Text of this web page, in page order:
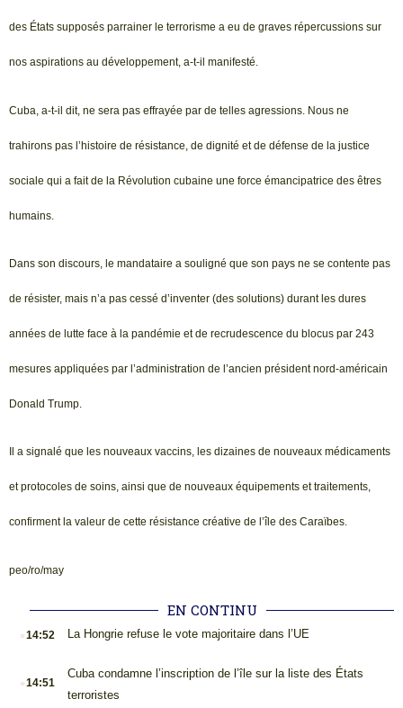
des États supposés parrainer le terrorisme a eu de graves répercussions sur
nos aspirations au développement, a-t-il manifesté.
Cuba, a-t-il dit, ne sera pas effrayée par de telles agressions. Nous ne
trahirons pas l’histoire de résistance, de dignité et de défense de la justice
sociale qui a fait de la Révolution cubaine une force émancipatrice des êtres
humains.
Dans son discours, le mandataire a souligné que son pays ne se contente pas
de résister, mais n’a pas cessé d’inventer (des solutions) durant les dures
années de lutte face à la pandémie et de recrudescence du blocus par 243
mesures appliquées par l’administration de l’ancien président nord-américain
Donald Trump.
Il a signalé que les nouveaux vaccins, les dizaines de nouveaux médicaments
et protocoles de soins, ainsi que de nouveaux équipements et traitements,
confirment la valeur de cette résistance créative de l’île des Caraïbes.
peo/ro/may
EN CONTINU
.14:52 La Hongrie refuse le vote majoritaire dans l’UE
.14:51
Cuba condamne l’inscription de l’île sur la liste des États
terroristes